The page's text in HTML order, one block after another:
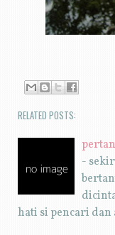
RELATED POSTS:
-
hati si pencari